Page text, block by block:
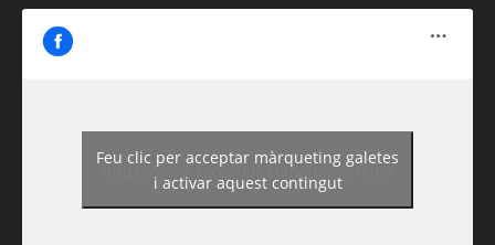
https://www.facebook.com/guiadereus/
Feu clic per acceptar màrqueting galetes
i activar aquest contingut